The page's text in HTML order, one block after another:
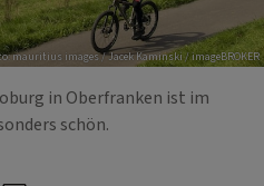
mauritius images / Jacek Kaminski / imageBROKER
in Oberfranken ist im
schön.